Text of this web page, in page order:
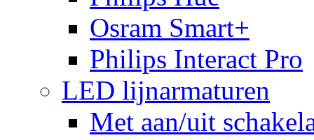
Osram Smart+
Philips Interact Pro
LED lijnarmaturen
Met aan/uit